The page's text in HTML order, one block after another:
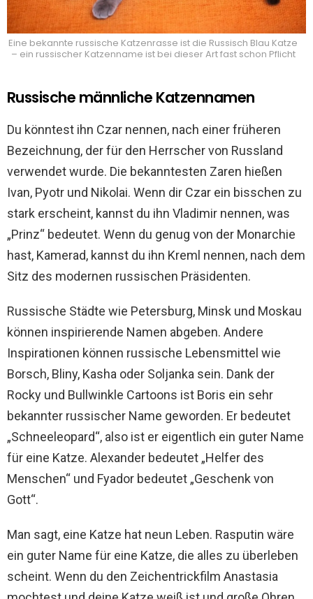
Eine bekannte russische Katzenrasse ist die Russisch Blau Katze
– ein russischer Katzenname ist bei dieser Art fast schon Pflicht
Russische männliche Katzennamen
Du könntest ihn Czar nennen, nach einer früheren
Bezeichnung, der für den Herrscher von Russland
verwendet wurde. Die bekanntesten Zaren hießen
Ivan, Pyotr und Nikolai. Wenn dir Czar ein bisschen zu
stark erscheint, kannst du ihn Vladimir nennen, was
„Prinz“ bedeutet. Wenn du genug von der Monarchie
hast, Kamerad, kannst du ihn Kreml nennen, nach dem
Sitz des modernen russischen Präsidenten.
Russische Städte wie Petersburg, Minsk und Moskau
können inspirierende Namen abgeben. Andere
Inspirationen können russische Lebensmittel wie
Borsch, Bliny, Kasha oder Soljanka sein. Dank der
Rocky und Bullwinkle Cartoons ist Boris ein sehr
bekannter russischer Name geworden. Er bedeutet
„Schneeleopard“, also ist er eigentlich ein guter Name
für eine Katze. Alexander bedeutet „Helfer des
Menschen“ und Fyador bedeutet „Geschenk von
Gott“.
Man sagt, eine Katze hat neun Leben. Rasputin wäre
ein guter Name für eine Katze, die alles zu überleben
scheint. Wenn du den Zeichentrickfilm Anastasia